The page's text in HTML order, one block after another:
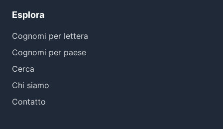
Esplora
Cognomi per lettera
Cognomi per paese
Cerca
Chi siamo
Contatto